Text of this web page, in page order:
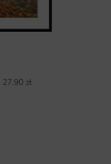
27.90 zł